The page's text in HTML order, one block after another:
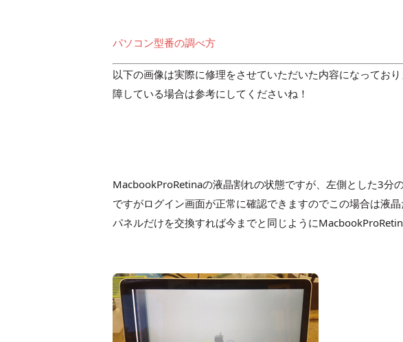
パソコン型番の調べ方
以下の画像は実際に修理をさせていただいた内容になってお
障している場合は参考にしてくださいね！
MacbookProRetinaの液晶割れの状態ですが、左側とした3分
ですがログイン画面が正常に確認できますのでこの場合は液
パネルだけを交換すれば今までと同じように